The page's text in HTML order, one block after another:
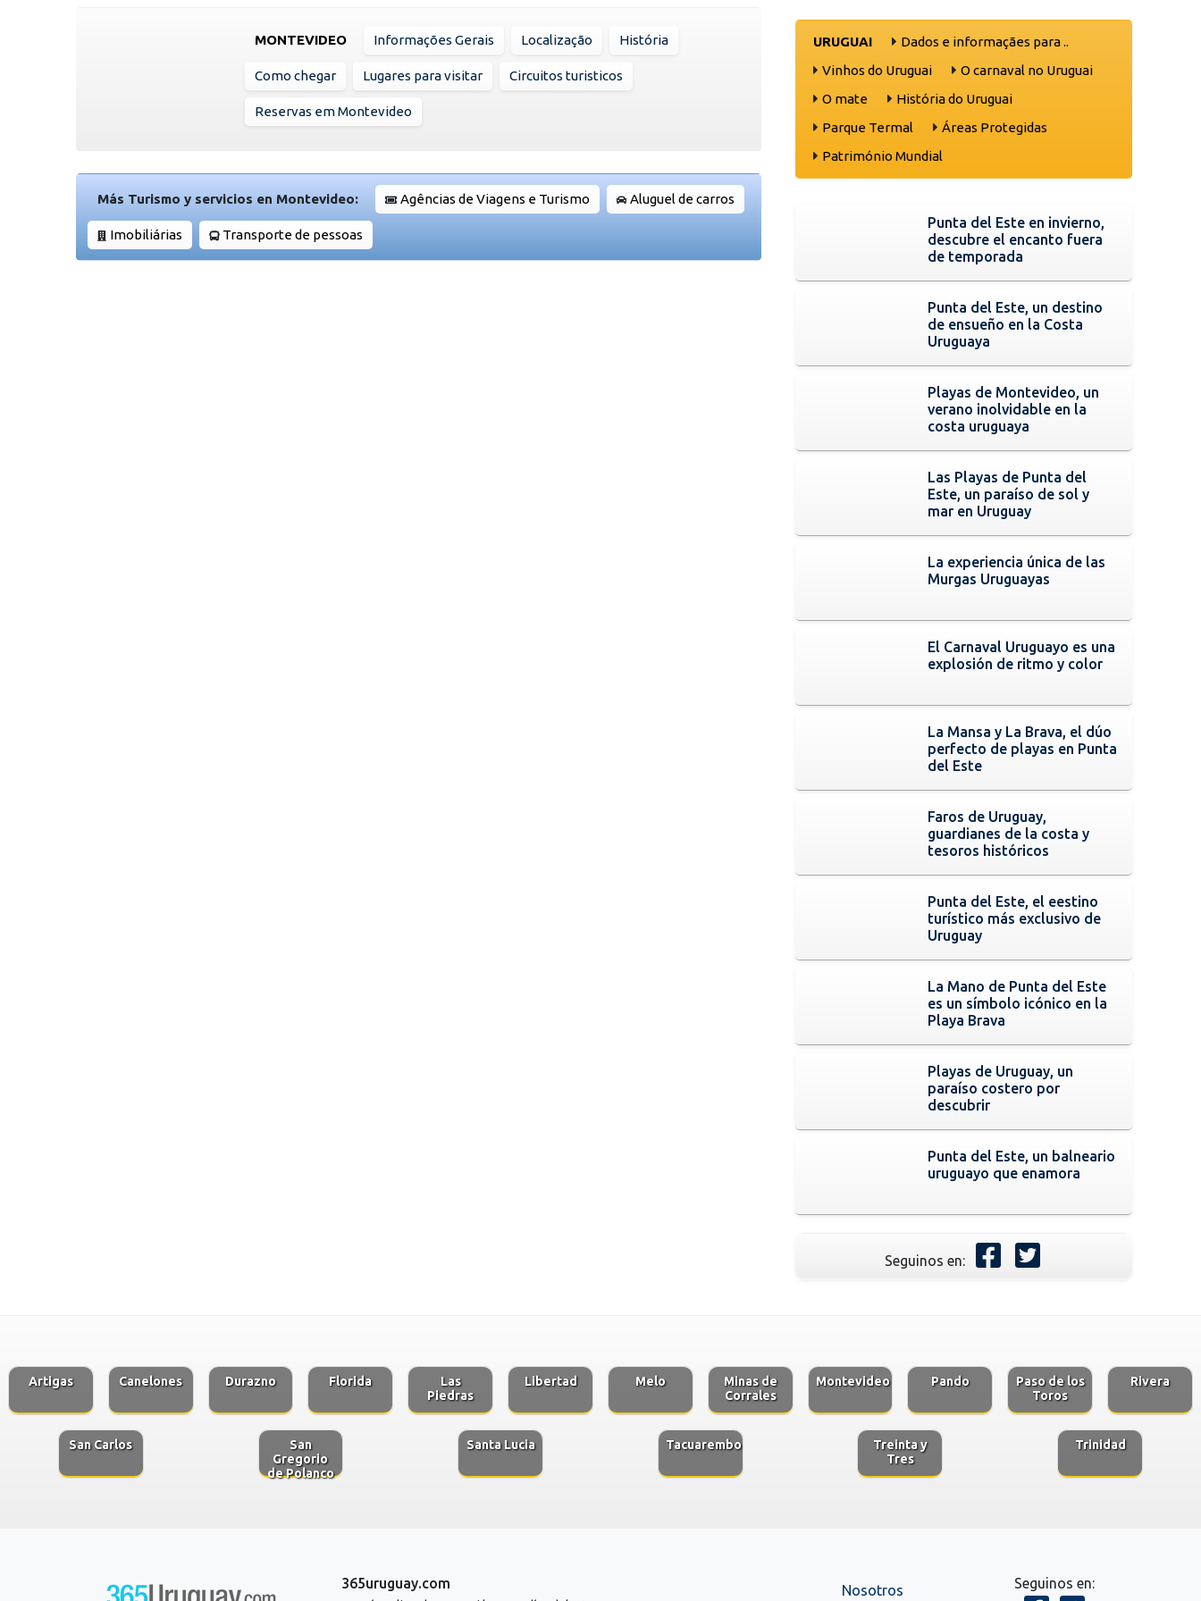
MONTEVIDEO Informações Gerais Localização História
Como chegar Lugares para visitar Circuitos turisticos
Reservas em Montevideo
Más Turismo y servicios en Montevideo: Agências de Viagens e Turismo Aluguel de carros
Imobiliárias Transporte de pessoas
URUGUAI
Dados e informaçães para ..
Vinhos do Uruguai
O carnaval no Uruguai
O mate
História do Uruguai
Parque Termal
Áreas Protegidas
Património Mundial
Punta del Este en invierno,
descubre el encanto fuera
de temporada
Punta del Este, un destino
de ensueño en la Costa
Uruguaya
Playas de Montevideo, un
verano inolvidable en la
costa uruguaya
Las Playas de Punta del
Este, un paraíso de sol y
mar en Uruguay
La experiencia única de las
Murgas Uruguayas
El Carnaval Uruguayo es una
explosión de ritmo y color
La Mansa y La Brava, el dúo
perfecto de playas en Punta
del Este
Faros de Uruguay,
guardianes de la costa y
tesoros históricos
Punta del Este, el eestino
turístico más exclusivo de
Uruguay
La Mano de Punta del Este
es un símbolo icónico en la
Playa Brava
Playas de Uruguay, un
paraíso costero por
descubrir
Punta del Este, un balneario
uruguayo que enamora
Seguinos en:
Artigas Canelones Durazno Florida
Las
Piedras
Libertad Melo
Minas de
Corrales
Montevideo Pando
Paso de los
Toros
Rivera
San Carlos
San
Gregorio
de Polanco
Santa Lucia Tacuarembo
Treinta y
Tres
Trinidad
365uruguay.com Nosotros Seguinos en: